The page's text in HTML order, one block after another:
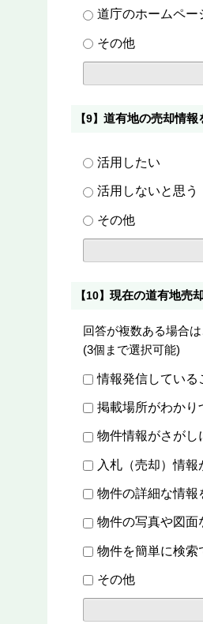
道庁のホームペー
その他
【9】 道有地の売却情報
活用したい
活用しないと思う
その他
【10】 現在の道有地売
回答が複数ある場合
(3個まで選択可能)
情報発信している
掲載場所がわかり
物件情報がさがし
入札（売却）情報
物件の詳細な情報
物件の写真や図面
物件を簡単に検索
その他